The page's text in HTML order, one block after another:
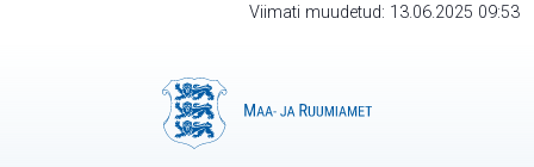
Viimati muudetud: 13.06.2025 09:53